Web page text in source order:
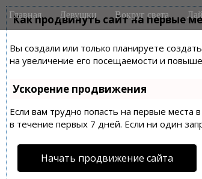
Как продвинуть сайт на первые
Вы создали или только планируете
на увеличение его посещаемости и
Ускорение продвижения
Если вам трудно попасть на первые места
в течение первых 7 дней. Если ни один
Начать продвижение сайта
M
a
n
m
e
n
u
i
Главная Девушки Вокруг света